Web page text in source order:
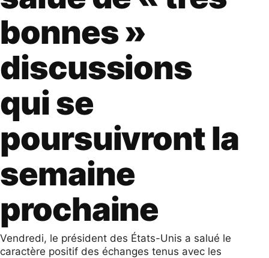
bonnes »
discussions
qui se
poursuivront la
semaine
prochaine
Vendredi, le président des États-Unis a salué le
caractère positif des échanges tenus avec les